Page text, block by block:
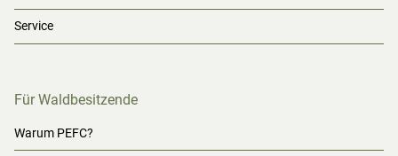
Service
Für Waldbesitzende
Warum PEFC?